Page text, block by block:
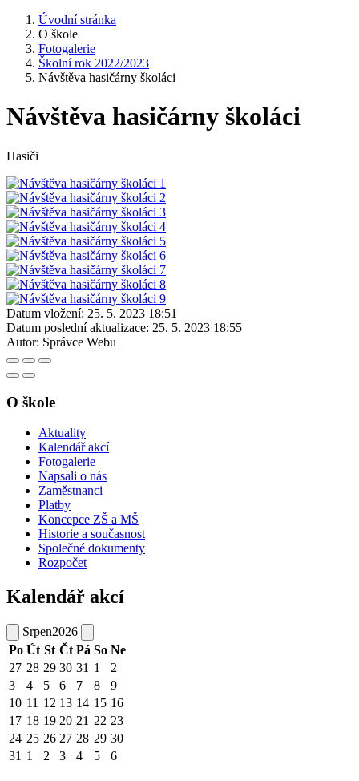
Úvodní stránka
O škole
Fotogalerie
Školní rok 2022/2023
Návštěva hasičárny školáci
Návštěva hasičárny školáci
Hasiči
Datum vložení: 25. 5. 2023 18:51
Datum poslední aktualizace: 25. 5. 2023 18:55
Autor: Správce Webu
O škole
Aktuality
Kalendář akcí
Fotogalerie
Napsali o nás
Zaměstnanci
Platby
Koncepce ZŠ a MŠ
Historie a současnost
Společné dokumenty
Rozpočet
Kalendář akcí
Srpen2026
Po Út St Čt Pá So Ne
27 28 29 30 31 1
2
3
4 5 6 7 8
9
10 11 12 13 14 15 16
17 18 19 20 21 22 23
24 25 26 27 28 29 30
31 1 2 3 4 5 6